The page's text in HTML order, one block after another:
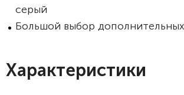
серый
Большой выбор дополнительных
Характеристики